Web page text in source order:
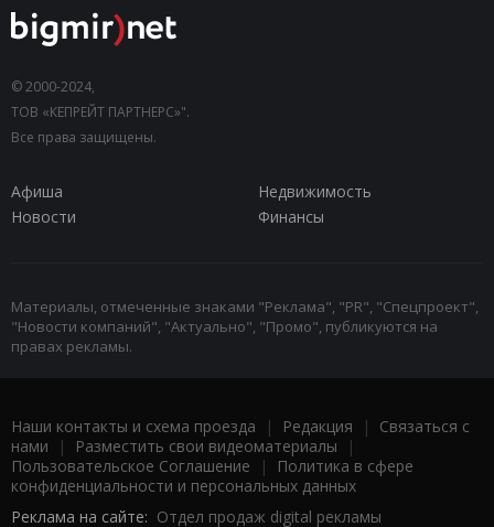
© 2000-2024,
ТОВ «КЕПРЕЙТ ПАРТНЕРС»".
Все права защищены.
Афиша
Недвижимость
Новости
Финансы
Материалы, отмеченные знаками "Реклама", "PR", "Спецпроект",
"Новости компаний", "Актуально", "Промо", публикуются на
правах рекламы.
Наши контакты и схема проезда | Редакция | Связаться с
нами | Разместить свои видеоматериалы |
Пользовательское Соглашение |
Политика в сфере
конфиденциальности и персональных данных
Реклама на сайте: Отдел продаж digital рекламы